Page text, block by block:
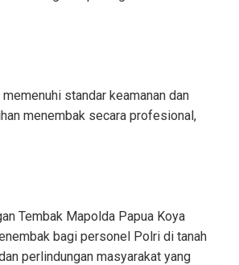
standar keamanan dan
menembak secara profesional,
Tembak Mapolda Papua Koya
bagi personel Polri di tanah
perlindungan masyarakat yang